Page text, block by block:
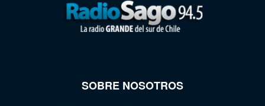
SOBRE NOSOTROS